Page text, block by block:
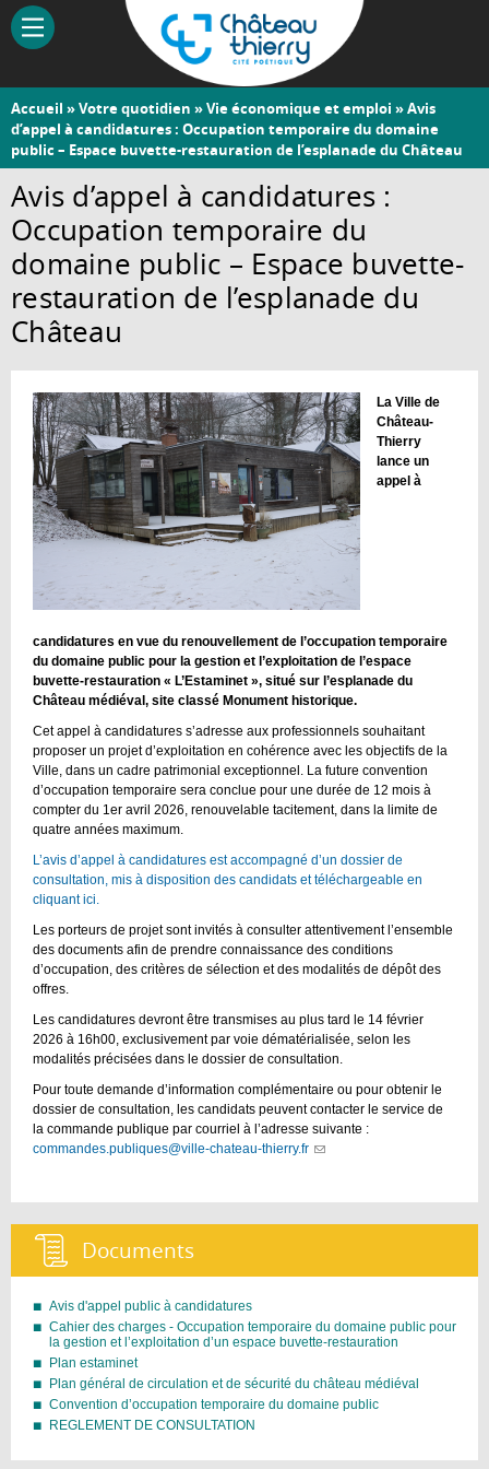
Aller
contenu
Château-
Thierry
Vous
êtes
ici
Accueil »Votre quotidien »Vie économique et emploi » Avis
d’appel à candidatures : Occupation temporaire du domaine
public – Espace buvette-restauration de l’esplanade du Château
Avis d’appel à candidatures :
Occupation temporaire du
domaine public – Espace buvette-
restauration de l’esplanade du
Château
La Ville de
Château-
Thierry
lance un
appel à
candidatures en vue du renouvellement de l’occupation temporaire
du domaine public pour la gestion et l’exploitation de l’espace
buvette-restauration « L’Estaminet », situé sur l’esplanade du
Château médiéval, site classé Monument historique.
Cet appel à candidatures s’adresse aux professionnels souhaitant
proposer un projet d’exploitation en cohérence avec les objectifs de la
Ville, dans un cadre patrimonial exceptionnel. La future convention
d’occupation temporaire sera conclue pour une durée de 12 mois à
compter du 1er avril 2026, renouvelable tacitement, dans la limite de
quatre années maximum.
L’avis d’appel à candidatures est accompagné d’un dossier de
consultation, mis à disposition des candidats et téléchargeable en
cliquant ici.
Les porteurs de projet sont invités à consulter attentivement l’ensemble
des documents afin de prendre connaissance des conditions
d’occupation, des critères de sélection et des modalités de dépôt des
offres.
Les candidatures devront être transmises au plus tard le 14 février
2026 à 16h00, exclusivement par voie dématérialisée, selon les
modalités précisées dans le dossier de consultation.
Pour toute demande d’information complémentaire ou pour obtenir le
dossier de consultation, les candidats peuvent contacter le service de
la commande publique par courriel à l’adresse suivante :
commandes.publiques@ville-chateau-thierry.fr (link
mail)
Documents :
Avis d'appel public à candidatures
Cahier des charges - Occupation temporaire du domaine public pour
la gestion et l’exploitation d’un espace buvette-restauration
Plan estaminet
Plan général de circulation et de sécurité du château médiéval
Convention d’occupation temporaire du domaine public
REGLEMENT DE CONSULTATION